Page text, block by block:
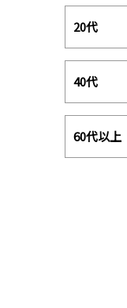
20代
40代
60代以上